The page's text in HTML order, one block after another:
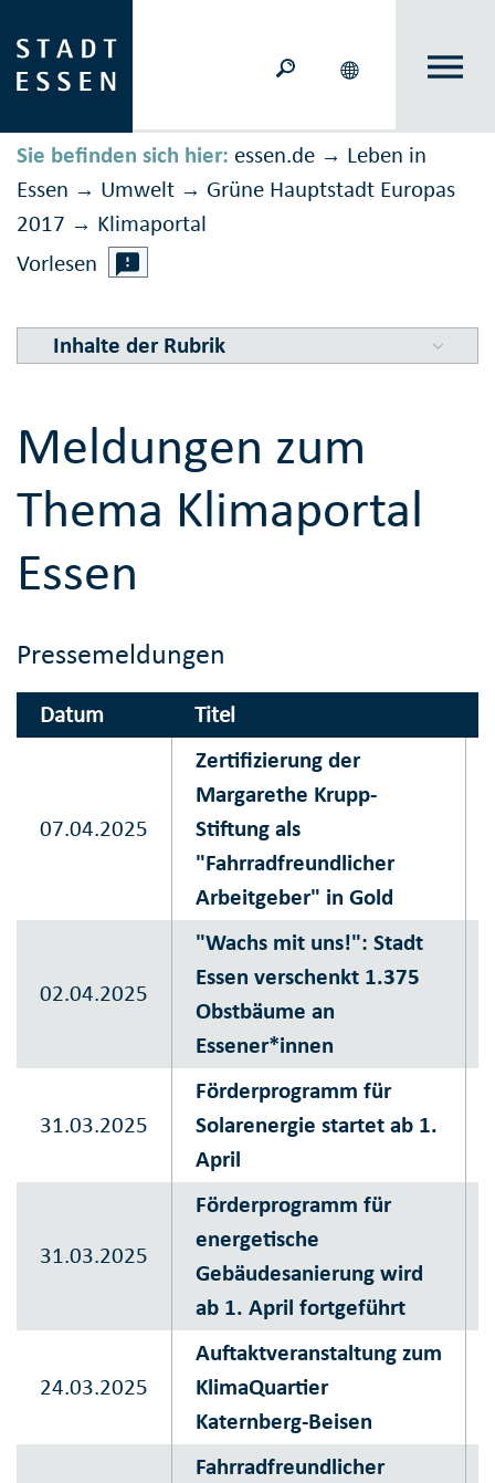
Sie befinden sich hier: essen.de → Leben in
Essen → Umwelt → Grüne Hauptstadt Europas
2017 → Klimaportal
Vorlesen
Inhalte der Rubrik
Meldungen zum
Thema Klimaportal
Essen
Pressemeldungen
Datum Titel
07.04.2025
Zertifizierung der
Margarethe Krupp-
Stiftung als
"Fahrradfreundlicher
Arbeitgeber" in Gold
02.04.2025
"Wachs mit uns!": Stadt
Essen verschenkt 1.375
Obstbäume an
Essener*innen
31.03.2025
Förderprogramm für
Solarenergie startet ab 1.
April
31.03.2025
Förderprogramm für
energetische
Gebäudesanierung wird
ab 1. April fortgeführt
24.03.2025
Auftaktveranstaltung zum
KlimaQuartier
Katernberg-Beisen
Fahrradfreundlicher